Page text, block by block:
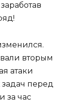
вторым
атаки
перед
за час